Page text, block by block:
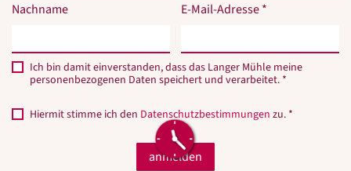
Nachname E-Mail-Adresse *
Ich bin damit einverstanden, dass das Langer Mühle meine
personenbezogenen Daten speichert und verarbeitet. *
Hiermit stimme ich den Datenschutzbestimmungen zu. *